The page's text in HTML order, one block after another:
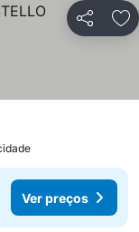
Partilhar
Ver preços